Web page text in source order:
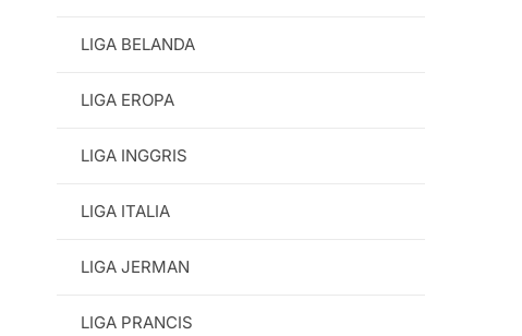
LIGA BELANDA
LIGA EROPA
LIGA INGGRIS
LIGA ITALIA
LIGA JERMAN
LIGA PRANCIS